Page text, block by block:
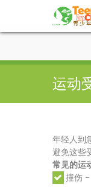
运动
年轻人到
避免这些
常见的运
撞伤